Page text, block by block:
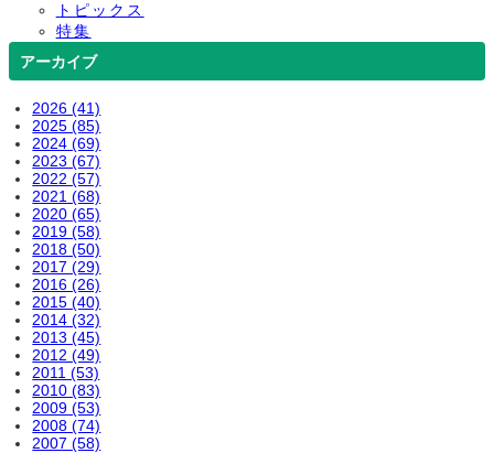
トピックス
特集
アーカイブ
2026 (41)
2025 (85)
2024 (69)
2023 (67)
2022 (57)
2021 (68)
2020 (65)
2019 (58)
2018 (50)
2017 (29)
2016 (26)
2015 (40)
2014 (32)
2013 (45)
2012 (49)
2011 (53)
2010 (83)
2009 (53)
2008 (74)
2007 (58)